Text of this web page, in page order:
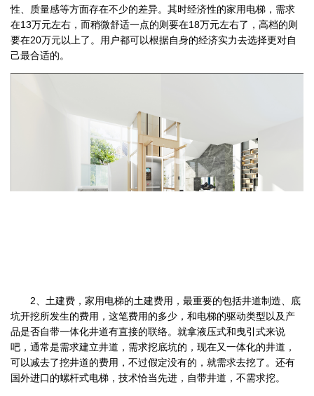
性、质量感等方面存在不少的差异。其时经济性的家用电梯，需求
在13万元左右，而稍微舒适一点的则要在18万元左右了，高档的则
要在20万元以上了。用户都可以根据自身的经济实力去选择更对自
己最合适的。
2、土建费，家用电梯的土建费用，最重要的包括井道制造、底
坑开挖所发生的费用，这笔费用的多少，和电梯的驱动类型以及产
品是否自带一体化井道有直接的联络。就拿液压式和曳引式来说
吧，通常是需求建立井道，需求挖底坑的，现在又一体化的井道，
可以减去了挖井道的费用，不过假定没有的，就需求去挖了。还有
国外进口的螺杆式电梯，技术恰当先进，自带井道，不需求挖。